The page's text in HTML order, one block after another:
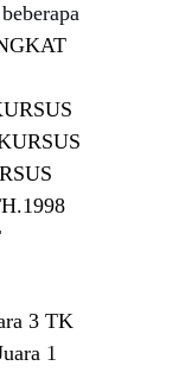
3 TK
1